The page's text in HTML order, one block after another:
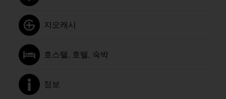
지오캐시
호스텔, 호텔, 숙박
정보